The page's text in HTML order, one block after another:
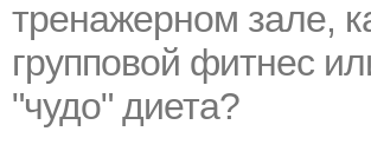
тренажерном зале,
групповой фитнес
"чудо" диета?